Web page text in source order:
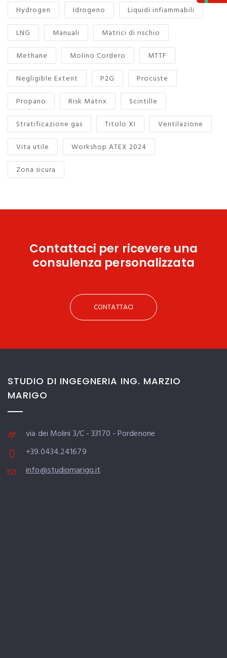
Hydrogen
Idrogeno
Liquidi infiammabili
LNG
Manuali
Matrici di rischio
Methane
Molino Cordero
MTTF
Negligible Extent
P2G
Procuste
Propano
Risk Matrix
Scintille
Stratificazione gas
Titolo XI
Ventilazione
Vita utile
Workshop ATEX 2024
Zona sicura
Contattaci per ricevere una
consulenza personalizzata
CONTATTACI
STUDIO DI INGEGNERIA ING. MARZIO
MARIGO
via dei Molini 3/C - 33170 - Pordenone
+39.0434.241679
info@studiomarigo.it